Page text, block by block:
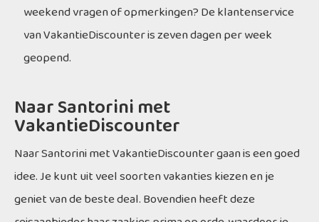
weekend vragen of opmerkingen? De klantenservice
van VakantieDiscounter is zeven dagen per week
geopend.
Naar Santorini met
VakantieDiscounter
Naar Santorini met VakantieDiscounter gaan is een goed
idee. Je kunt uit veel soorten vakanties kiezen en je
geniet van de beste deal. Bovendien heeft deze